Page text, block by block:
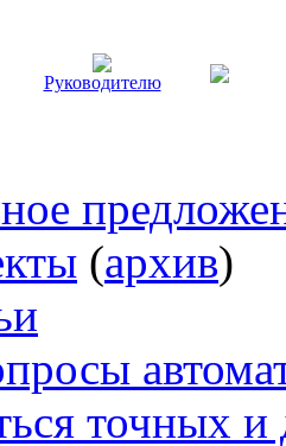
Руководителю
(архив)
точных